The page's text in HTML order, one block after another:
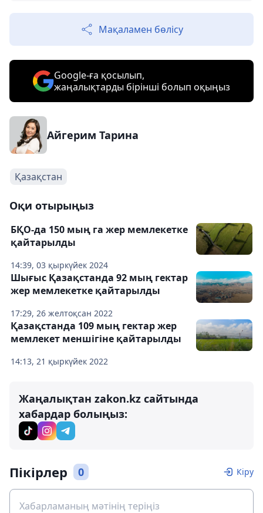
Мақаламен бөлісу
Google-ға қосылып,
жаңалықтарды бірінші болып оқыңыз
Айгерим Тарина
Қазақстан
Оқи отырыңыз
14:39, 03 қыркүйек 2024
БҚО-да 150 мың га жер мемлекетке
қайтарылды
17:29, 26 желтоқсан 2022
Шығыс Қазақстанда 92 мың гектар
жер мемлекетке қайтарылды
14:13, 21 қыркүйек 2022
Қазақстанда 109 мың гектар жер
мемлекет меншігіне қайтарылды
Жаңалықтан zakon.kz сайтында
хабардар болыңыз:
Пікірлер 0 Кіру